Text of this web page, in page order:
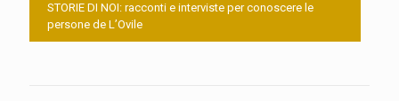
STORIE DI NOI: racconti e interviste per conoscere le
persone de L’Ovile